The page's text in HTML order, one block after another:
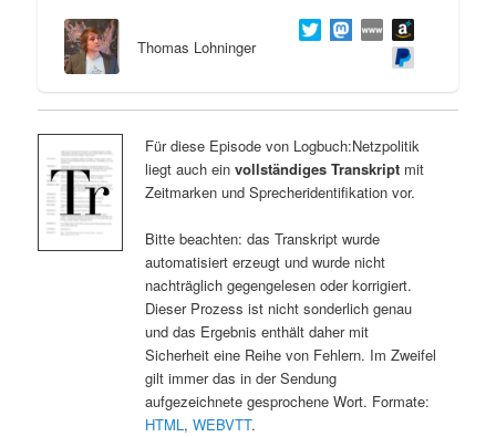
Thomas Lohninger
Für diese Episode von Logbuch:Netzpolitik
liegt auch ein vollständiges Transkriptmit
Zeitmarken und Sprecheridentifikation vor.
Bitte beachten: das Transkript wurde
automatisiert erzeugt und wurde nicht
nachträglich gegengelesen oder korrigiert.
Dieser Prozess ist nicht sonderlich genau
und das Ergebnis enthält daher mit
Sicherheit eine Reihe von Fehlern. Im Zweifel
gilt immer das in der Sendung
aufgezeichnete gesprochene Wort. Formate:
HTML, WEBVTT.